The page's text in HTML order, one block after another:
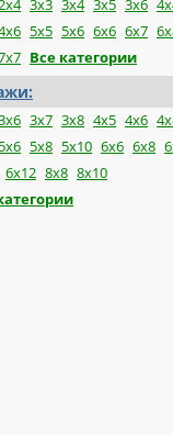
3x3 3x4 3x5 3x6
5x5 5x6 6x6 6x7
Все категории
3x7 3x8 4x5 4x6
5x6 5x8 5x10 6x6 6x8
6x12 8x8 8x10